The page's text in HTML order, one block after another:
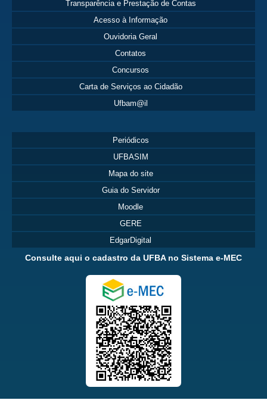
Transparência e Prestação de Contas
Acesso à Informação
Ouvidoria Geral
Contatos
Concursos
Carta de Serviços ao Cidadão
Ufbam@il
Periódicos
UFBASIM
Mapa do site
Guia do Servidor
Moodle
GERE
EdgarDigital
Consulte aqui o cadastro da UFBA no Sistema e-MEC